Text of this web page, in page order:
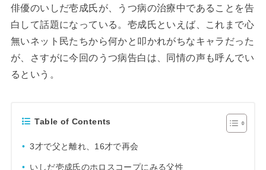
俳優のいしだ壱成氏が、うつ病の治療中であることを告
白して話題になっている。壱成氏といえば、これまで心
無いネット民たちから何かと叩かれがちなキャラだった
が、さすがに今回のうつ病告白は、同情の声も呼んでい
るという。
Table of Contents
3才で父と離れ、16才で再会
いしだ壱成氏のホロスコープにみる父性